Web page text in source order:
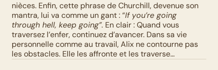
nièces. Enfin, cette phrase de Churchill, devenue son
mantra, lui va comme un gant : “If you’re going
through hell, keep going”. En clair : Quand vous
traversez l’enfer, continuez d’avancer. Dans sa vie
personnelle comme au travail, Alix ne contourne pas
les obstacles. Elle les affronte et les traverse…